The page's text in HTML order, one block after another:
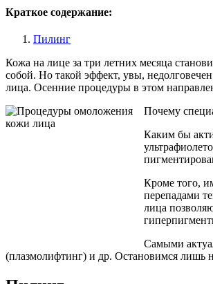
Краткое содержание:
Пилинг
Кожа на лице за три летних месяца
собой. Но такой эффект, увы,
лица. Осенние процедуры в этом
Почему
Каким бы
Кроме того,
перепадами
лица
Самыми
(плазмолифтинг) и др. Остановимся лишь